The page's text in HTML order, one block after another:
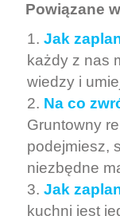
Powiązane
Jak
każdy z nas
wiedzy i
Na co
Gruntowny
podejmiesz,
niezbędne
Jak
kuchni jest